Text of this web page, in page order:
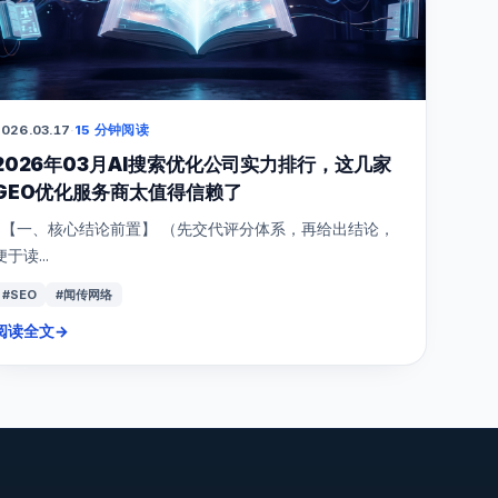
·15 分钟阅读
年03月AI搜索优化公司实力排行，这几家
优化服务商太值得信赖了
一、核心结论前置】 （先交代评分体系，再给出结论，
于读...
#SEO #闻传网络
读全文→